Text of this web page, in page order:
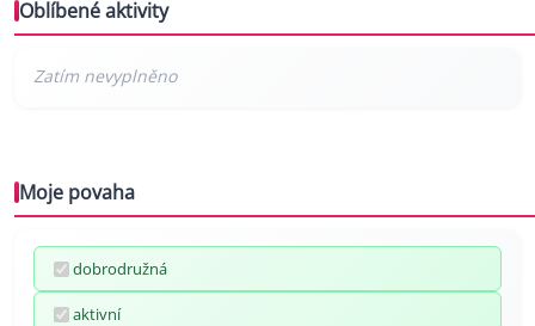
Oblíbené aktivity
Moje povaha
dobrodružná
aktivní